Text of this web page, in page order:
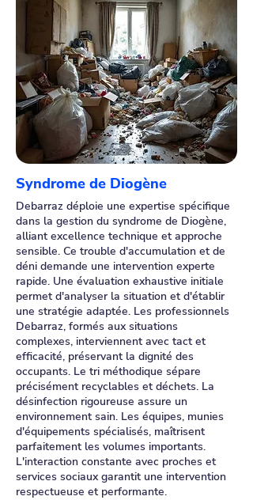
Syndrome de Diogène
Debarraz déploie une expertise spécifique
dans la gestion du syndrome de Diogène,
alliant excellence technique et approche
sensible. Ce trouble d'accumulation et de
déni demande une intervention experte
rapide. Une évaluation exhaustive initiale
permet d'analyser la situation et d'établir
une stratégie adaptée. Les professionnels
Debarraz, formés aux situations
complexes, interviennent avec tact et
efficacité, préservant la dignité des
occupants. Le tri méthodique sépare
précisément recyclables et déchets. La
désinfection rigoureuse assure un
environnement sain. Les équipes, munies
d'équipements spécialisés, maîtrisent
parfaitement les volumes importants.
L'interaction constante avec proches et
services sociaux garantit une intervention
respectueuse et performante.